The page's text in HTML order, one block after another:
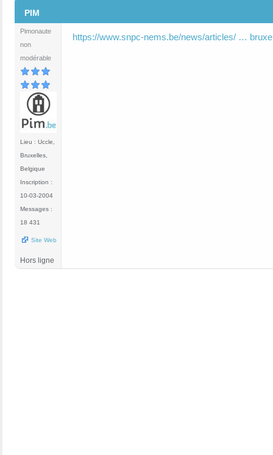
PIM
Pimonaute
non
modérable
Lieu : Uccle,
Bruxelles,
Belgique
Inscription :
10-03-2004
Messages :
18 431
Site Web
https://www.snpc-nems.be/news/articles/ …
Hors ligne